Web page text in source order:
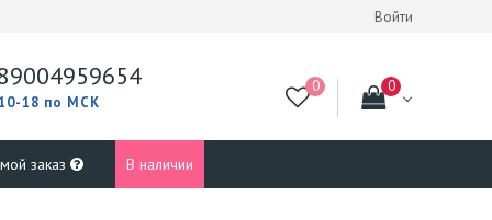
Войти
18 по МСК
заказ В наличии